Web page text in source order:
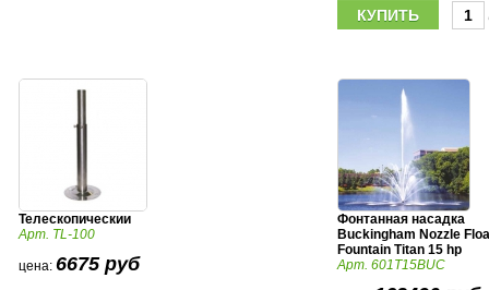
Телескопическии
Арт. TL-100
цена: 6675 руб
Фонтанная насадка
Buckingham Nozzle
Fountain Titan 15 hp
Арт. 601T15BUC